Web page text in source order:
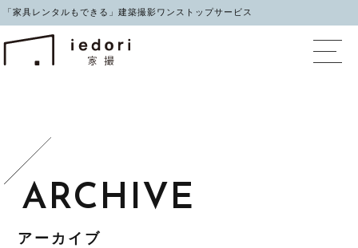
「家具レンタルもできる」建築撮影ワンストップサービス
イエドリ（家撮）家
アーカイブ